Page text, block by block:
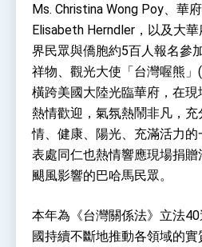
外交部重要言論
我國政府將在美國亞
事處」，進一步深化
Ms. Christina Wong Poy、華
Elisabeth Herndler，以及大
界民眾與僑胞約5百人報名參
祥物、觀光大使「台灣喔熊」
橫跨美國大陸光臨華府，在
熱情歡迎，氣氛熱鬧非凡，
情、健康、陽光、充滿活力
表處同仁也熱情響應現場捐贈
颶風影響的巴哈馬民眾。
本年為《台灣關係法》立法
國持續不斷地推動各領域的